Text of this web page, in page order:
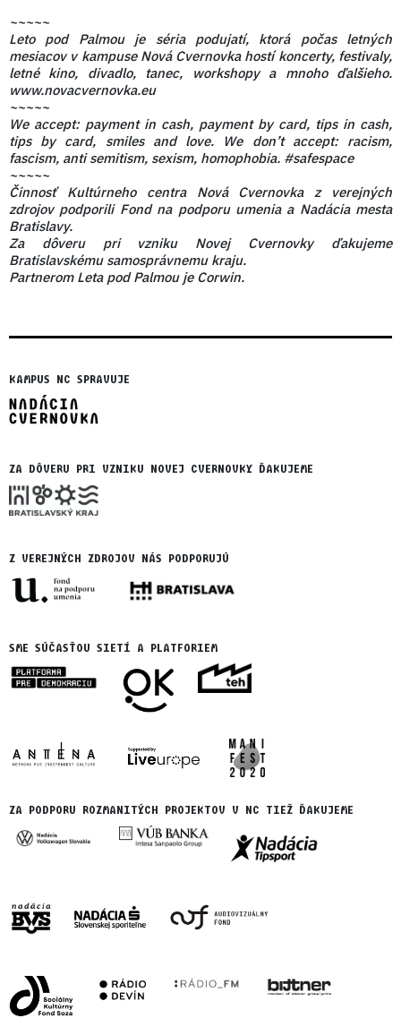
~~~~~
Leto pod Palmou je séria podujatí, ktorá počas letných
mesiacov v kampuse Nová Cvernovka hostí koncerty, festivaly,
letné kino, divadlo, tanec, workshopy a mnoho ďalšieho.
www.novacvernovka.eu
~~~~~
We accept: payment in cash, payment by card, tips in cash,
tips by card, smiles and love. We don’t accept: racism,
fascism, anti semitism, sexism, homophobia. #safespace
~~~~~
Činnosť Kultúrneho centra Nová Cvernovka z verejných
zdrojov podporili Fond na podporu umenia a Nadácia mesta
Bratislavy.
Za dôveru pri vzniku Novej Cvernovky ďakujeme
Bratislavskému samosprávnemu kraju.
Partnerom Leta pod Palmou je Corwin.
KAMPUS NC SPRAVUJE
ZA DÔVERU PRI VZNIKU NOVEJ CVERNOVKY ĎAKUJEME
Z VEREJNÝCH ZDROJOV NÁS PODPORUJÚ
SME SÚČASŤOU SIETÍ A PLATFORIEM
ZA PODPORU ROZMANITÝCH PROJEKTOV V NC TIEŽ ĎAKUJEME